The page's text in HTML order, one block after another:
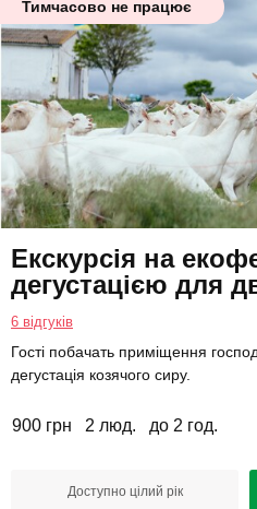
Тимчасово не працює
Екскурсія на
дегустацією для
6 відгуків
Гості побачать приміщення
дегустація козячого сиру.
900 грн 2 люд. до 2 год.
Доступно цілий рік